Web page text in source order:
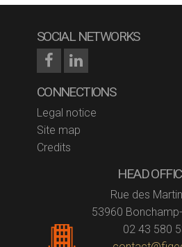
SOCIAL NETWORKS
CONNECTIONS
Legal notice
Site map
Credits
HEAD
Rue des
53960
02 43 580